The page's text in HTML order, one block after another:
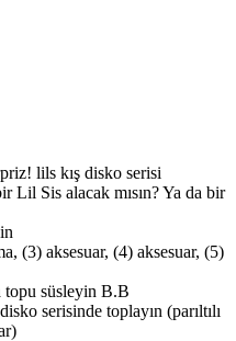
lils kış disko serisi
Lil Sis alacak mısın? Ya da bir
(3) aksesuar, (4) aksesuar, (5)
topu süsleyin B.B
serisinde toplayın (parıltılı